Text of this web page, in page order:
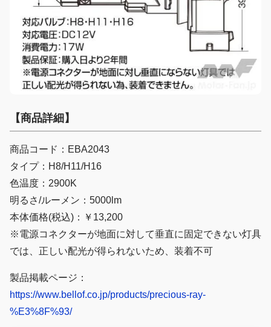
【商品詳細】
商品コード：EBA2043
タイプ：H8/H11/H16
色温度：2900K
明るさ/ルーメン：5000lm
本体価格(税込)：￥13,200
※電源コネクターが地面に対して垂直に固定できない灯具
では、正しい配光が得られないため、装着不可
製品掲載ページ：
https://www.bellof.co.jp/products/precious-ray-
%E3%8F%93/